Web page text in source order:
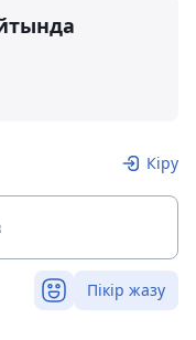
Кіру
Пікір жазу